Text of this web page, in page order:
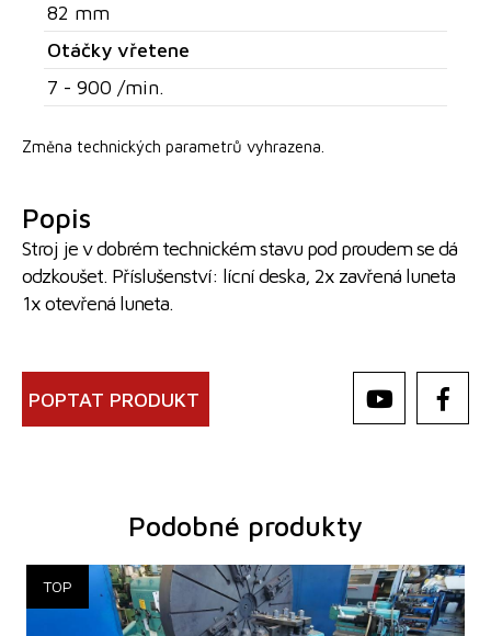
82 mm
Otáčky vřetene
7 - 900 /min.
Změna technických parametrů vyhrazena.
Popis
Stroj je v dobrém technickém stavu pod proudem se dá
odzkoušet. Příslušenství: lícní deska, 2x zavřená luneta
1x otevřená luneta.
POPTAT PRODUKT
Podobné produkty
Rok výroby:
1966
Oběžný průměr nad ložem
3000 - 3000 - 3000 - 3000 mm
Vzdálenost mezi hroty
- - - mm